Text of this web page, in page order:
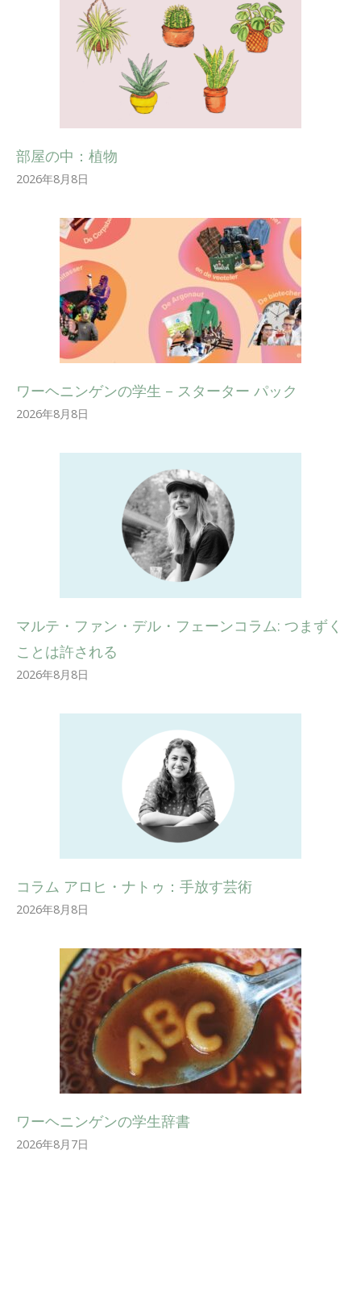
部屋の中：植物
2026年8月8日
ワーヘニンゲンの学生 – スターター パック
2026年8月8日
マルテ・ファン・デル・フェーンコラム: つまずく
ことは許される
2026年8月8日
コラム アロヒ・ナトゥ：手放す芸術
2026年8月8日
ワーヘニンゲンの学生辞書
2026年8月7日